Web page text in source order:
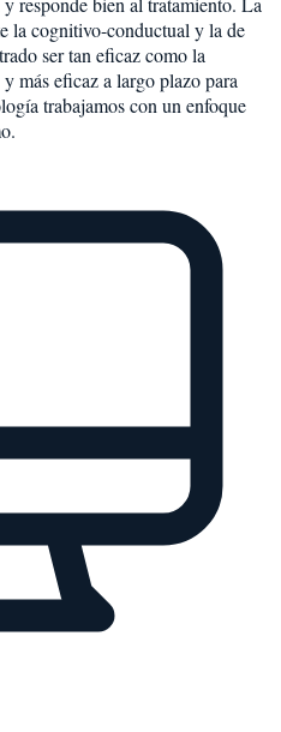
la cognitivo-conductual y la de
ser tan eficaz como la
más eficaz a largo plazo para
trabajamos con un enfoque